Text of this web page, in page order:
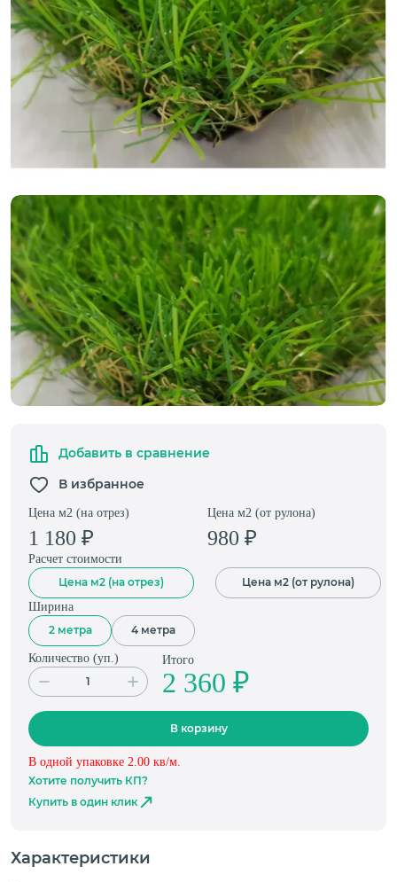
Скотч для сценического линолеума
Характеристики
Цена м2 (на отрез)
1 180 ₽
Цена м2 (от рулона)
980 ₽
Добавить в сравнение
В избранное
Расчет стоимости
Цена м2 (на отрез)
Цена м2 (от рулона)
Ширина
2 метра
4 метра
Количество (уп. ) Итого
2 360 ₽
В корзину
В одной упаковке 2.00 кв/м.
Хотите получить КП?
Купить в один клик